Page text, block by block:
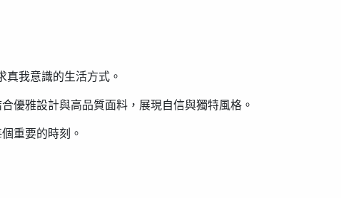
真我意識的生活方式。
優雅設計與高品質面料，展現自信與獨特風格。
重要的時刻。